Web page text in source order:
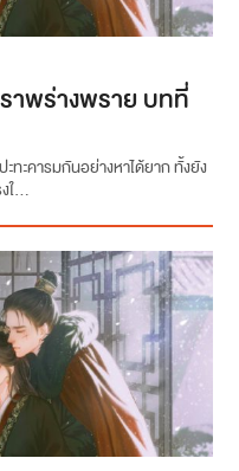
าพร่างพราย บทที่
ะทะคารมกันอย่างหาได้ยาก ทั้งยัง
ใ...